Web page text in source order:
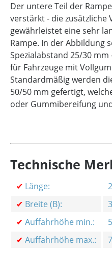
Der untere Teil der
verstärkt - die
gewährleistet eine sehr
Rampe. In der Abbildung
Spezialabstand 25/30
für Fahrzeuge mit
Standardmäßig werden
50/50 mm gefertigt,
oder Gummibereifung
Technische
✔ Länge:
✔ Breite (B):
✔ Auffahrhöhe min.:
✔ Auffahrhöhe max.: